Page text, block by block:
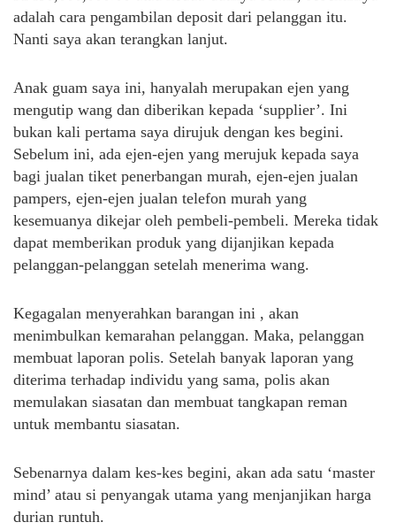
adalah cara pengambilan deposit dari pelanggan itu.
Nanti saya akan terangkan lanjut.
Anak guam saya ini, hanyalah merupakan ejen yang
mengutip wang dan diberikan kepada ‘supplier’. Ini
bukan kali pertama saya dirujuk dengan kes begini.
Sebelum ini, ada ejen-ejen yang merujuk kepada saya
bagi jualan tiket penerbangan murah, ejen-ejen jualan
pampers, ejen-ejen jualan telefon murah yang
kesemuanya dikejar oleh pembeli-pembeli. Mereka tidak
dapat memberikan produk yang dijanjikan kepada
pelanggan-pelanggan setelah menerima wang.
Kegagalan menyerahkan barangan ini , akan
menimbulkan kemarahan pelanggan. Maka, pelanggan
membuat laporan polis. Setelah banyak laporan yang
diterima terhadap individu yang sama, polis akan
memulakan siasatan dan membuat tangkapan reman
untuk membantu siasatan.
Sebenarnya dalam kes-kes begini, akan ada satu ‘master
mind’ atau si penyangak utama yang menjanjikan harga
durian runtuh.